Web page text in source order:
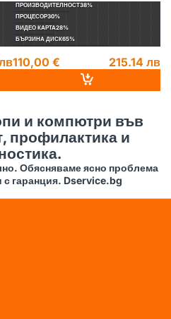
ПРОИЗВОДИТЕЛНОСТ38%
ПРОЦЕСОР30%
ВИДЕО КАРТА28%
БЪРЗИНА ДИСК65%
110,00 € 215.14 лв
и компютри във
профилактика и
Обясняваме ясно проблема
гаранция. Dservice.bg